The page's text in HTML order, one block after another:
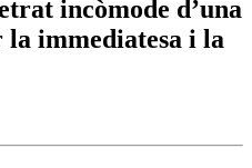
incòmode d’una
la immediatesa i la